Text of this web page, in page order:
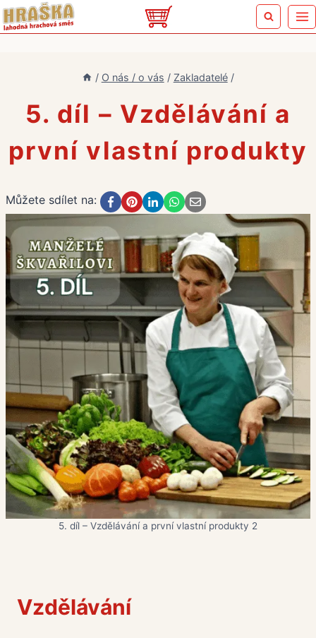
Přeskočit
na
/ O nás / o vás / Zakladatelé /
5. díl – Vzdělávání a
první vlastní produkty
Můžete sdílet na:
5. díl – Vzdělávání a první vlastní produkty 2
Vzdělávání